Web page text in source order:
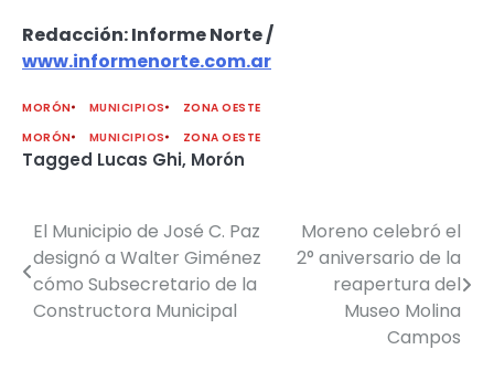
Redacción: Informe Norte /
www.informenorte.com.ar
MORÓN MUNICIPIOS
ZONA OESTE
MORÓN
MUNICIPIOS ZONA OESTE
Tagged Lucas Ghi, Morón
Navegación
de
entradas
El Municipio de José C. Paz
designó a Walter Giménez
cómo Subsecretario de la
Constructora Municipal
Moreno celebró el
2° aniversario de la
reapertura del
Museo Molina
Campos